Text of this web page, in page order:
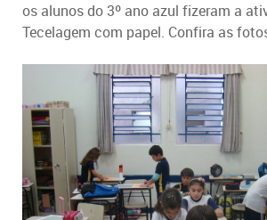
os alunos do 3º ano azul fizeram a
Tecelagem com papel. Confira as